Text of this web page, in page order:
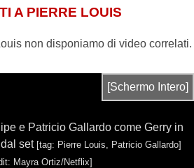
A PIERRE LOUIS
non disponiamo di video correlati.
[Schermo Intero]
e Patricio Gallardo come Gerry in
set [tag: Pierre Louis, Patricio Gallardo]
Mayra Ortiz/Netflix]